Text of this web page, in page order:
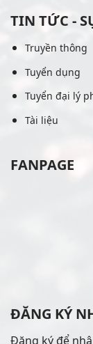
TIN TỨC -
Truyền thông
Tuyển dụng
Tuyển đại lý
Tài liệu
FANPAGE
ĐĂNG KÝ
Đăng ký để